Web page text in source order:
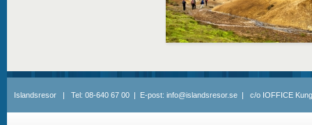
Islandsresor | Tel: 08-640 67 00 | E-post: info@islandsresor.se | c/o IOFFICE